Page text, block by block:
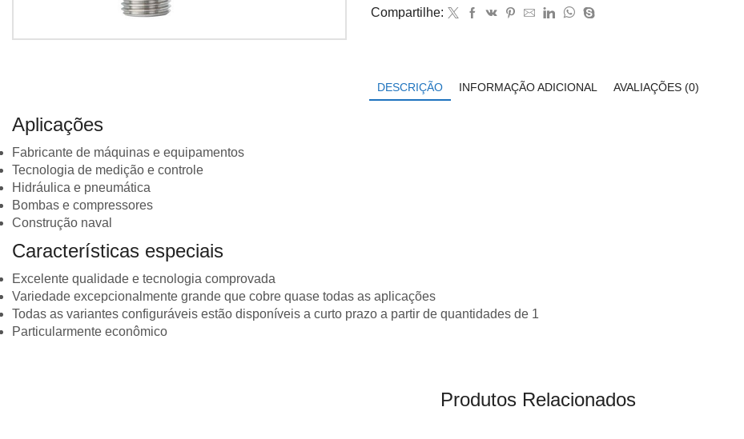
modelo
código
Compartilhe:
DESCRIÇÃO INFORMAÇÃO ADICIONAL AVALIAÇÕES (0)
Aplicações
Fabricante de máquinas e equipamentos
Tecnologia de medição e controle
Hidráulica e pneumática
Bombas e compressores
Construção naval
Características especiais
Excelente qualidade e tecnologia comprovada
Variedade excepcionalmente grande que cobre quase todas as aplicações
Todas as variantes configuráveis ​​estão disponíveis a curto prazo a partir de quantidades de 1
Particularmente econômico
Produtos Relacionados